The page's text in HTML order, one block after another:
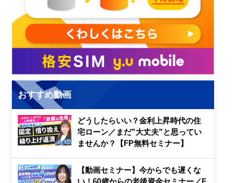
おすすめ動画
どうしたらいい？金利上昇時代の住
宅ローン／まだ”大丈夫”と思ってい
ませんか？【FP無料セミナー】
【動画セミナー】今からでも遅くな
い！60歳からの老後資金セミナー／F